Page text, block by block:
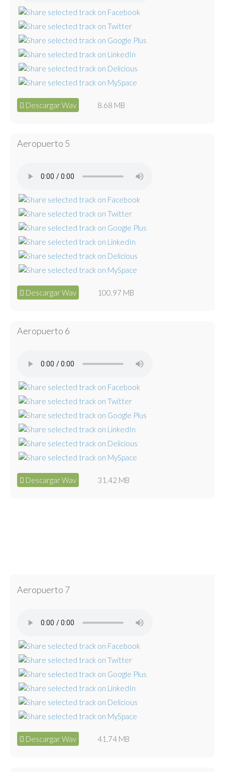
Descargar Wav 8.68 MB
Aeropuerto 5
Descargar Wav 100.97 MB
Aeropuerto 6
Descargar Wav 31.42 MB
Aeropuerto 7
Descargar Wav 41.74 MB